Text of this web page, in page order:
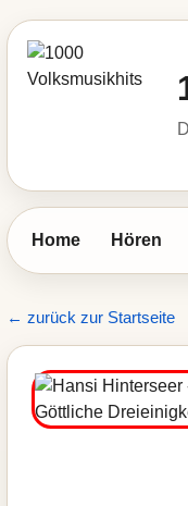
Home Hören
← zurück zur Startseite